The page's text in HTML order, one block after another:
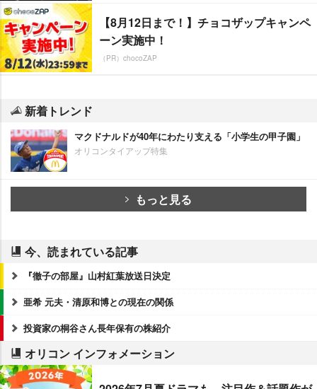
【8月12日まで！】チョコザップキャンペ
ーン実施中！
（PR）chocoZAP
新着トレンド
マクドナルドが40年にわたり支える「小学生の甲子園」
オリコンタイアップ特集
もっと見る
今、読まれている記事
『徹子の部屋』山村紅葉放送日決定
亜希 元夫・清原和博との現在の関係
投資家の桐谷さん長年保有の株紹介
オリコン インフォメーション